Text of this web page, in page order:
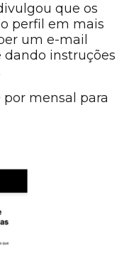
que os
perfil em mais
um e-mail
instruções
por mensal para